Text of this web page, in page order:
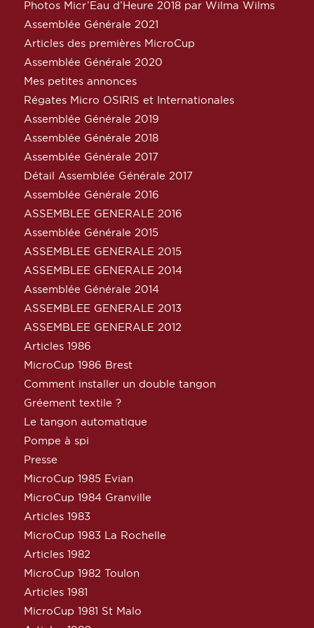
Photos Micr’Eau d’Heure 2018 par Wilma Wilms
Assemblée Générale 2021
Articles des premières MicroCup
Assemblée Générale 2020
Mes petites annonces
Régates Micro OSIRIS et Internationales
Assemblée Générale 2019
Assemblée Générale 2018
Assemblée Générale 2017
Détail Assemblée Générale 2017
Assemblée Générale 2016
ASSEMBLEE GENERALE 2016
Assemblée Générale 2015
ASSEMBLEE GENERALE 2015
ASSEMBLEE GENERALE 2014
Assemblée Générale 2014
ASSEMBLEE GENERALE 2013
ASSEMBLEE GENERALE 2012
Articles 1986
MicroCup 1986 Brest
Comment installer un double tangon
Gréement textile ?
Le tangon automatique
Pompe à spi
Presse
MicroCup 1985 Evian
MicroCup 1984 Granville
Articles 1983
MicroCup 1983 La Rochelle
Articles 1982
MicroCup 1982 Toulon
Articles 1981
MicroCup 1981 St Malo